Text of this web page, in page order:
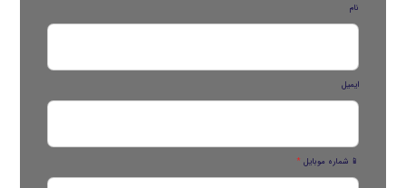
نام
ایمیل
📱 شماره موبایل *